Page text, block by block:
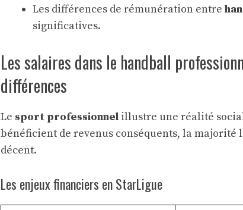
Les différences de rémunération entre
significatives.
Les salaires dans le handball
différences
Le sport professionnel illustre une réalité
bénéficient de revenus conséquents, la
décent.
Les enjeux financiers en StarLigue